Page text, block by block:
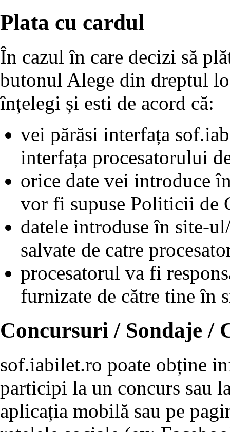
Plata cu cardul
În cazul în care decizi să
butonul Alege din dreptul
înțelegi și esti de acord că:
vei părăsi interfața
interfața procesatorului
orice date vei introduce
vor fi supuse Politicii de
datele introduse în site-
salvate de catre
procesatorul va fi
furnizate de către tine în
Concursuri / Sondaje /
sof.iabilet.ro poate obține
participi la un concurs sau
aplicația mobilă sau pe